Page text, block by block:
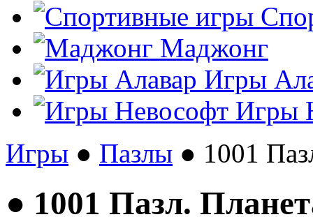
Маджонг
Игры
Игры
Игры ● Пазлы ● 1001
● 1001 Пазл.